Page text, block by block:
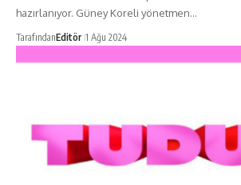
hazırlanıyor. Güney Koreli yönetmen…
TarafındanEditör 1 Ağu 2024